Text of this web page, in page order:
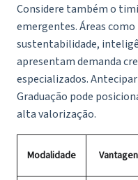
Considere também o
emergentes. Áreas como
sustentabilidade,
apresentam demanda
especializados.
Graduação pode
alta valorização.
Modalidade